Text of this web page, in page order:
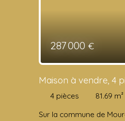
287 000 €
Maison à vendre, 4
77120
4 pièces 81.69 m²
Sur la commune de